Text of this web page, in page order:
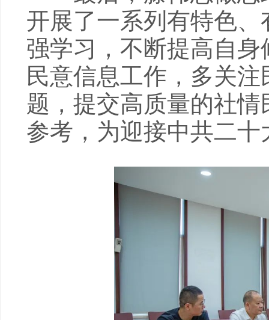
开展了一系列有特色
强学习，不断提高自
民意信息工作，多关
题，提交高质量的社
参考，为迎接中共二